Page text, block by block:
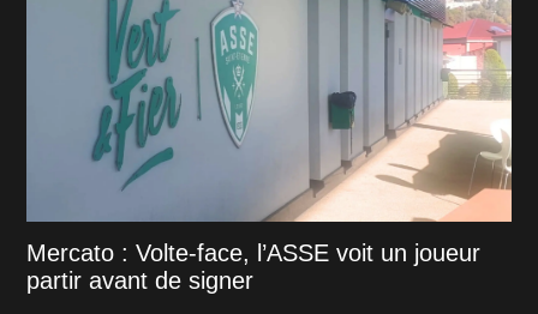
Mercato : Volte-face, l’ASSE voit un joueur
partir avant de signer